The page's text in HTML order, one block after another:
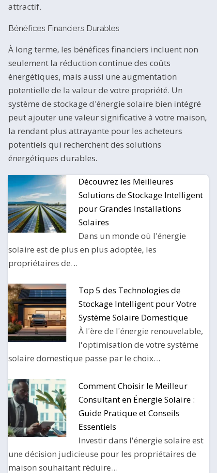
attractif.
Bénéfices Financiers Durables
À long terme, les bénéfices financiers incluent non
seulement la réduction continue des coûts
énergétiques, mais aussi une augmentation
potentielle de la valeur de votre propriété. Un
système de stockage d'énergie solaire bien intégré
peut ajouter une valeur significative à votre maison,
la rendant plus attrayante pour les acheteurs
potentiels qui recherchent des solutions
énergétiques durables.
Découvrez les Meilleures
Solutions de Stockage Intelligent
pour Grandes Installations
Solaires
Dans un monde où l'énergie
solaire est de plus en plus adoptée, les
propriétaires de…
Top 5 des Technologies de
Stockage Intelligent pour Votre
Système Solaire Domestique
À l'ère de l'énergie renouvelable,
l'optimisation de votre système
solaire domestique passe par le choix…
Comment Choisir le Meilleur
Consultant en Énergie Solaire :
Guide Pratique et Conseils
Essentiels
Investir dans l'énergie solaire est
une décision judicieuse pour les propriétaires de
maison souhaitant réduire…